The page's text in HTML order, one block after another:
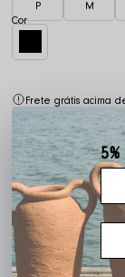
P M
Frete grátis acima